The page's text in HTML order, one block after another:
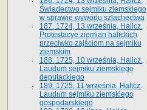
Świadectwo sejmiku ziemskiego
w sprawie wywodu szlachectwa
187. 1724, 13 września, Halicz.
Protestacye ziemian halickich
przeciwko zajściom na sejmiku
ziemskim
188. 1725, 10 września, Halicz.
Laudum sejmiku ziemskiego
deputackiego
189. 1725, 11 września, Halicz.
Laudum sejmiku ziemskiego
gospodarskiego